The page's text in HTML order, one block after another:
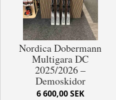
Nordica Dobermann
Multigara DC
2025/2026 –
Demoskidor
6 600,00 SEK